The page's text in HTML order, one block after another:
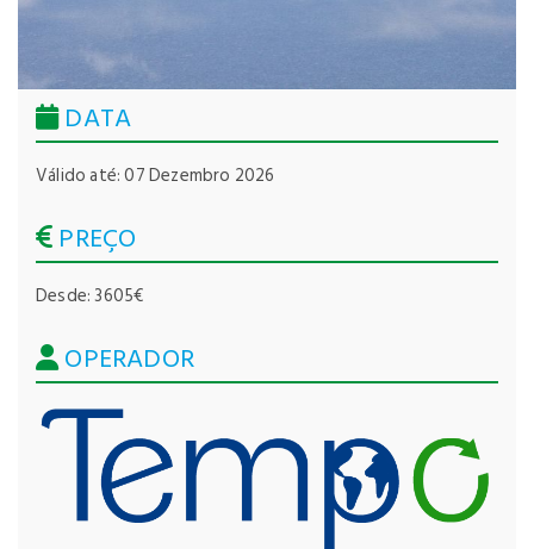
DATA
Válido até: 07 Dezembro 2026
PREÇO
Desde: 3605€
OPERADOR